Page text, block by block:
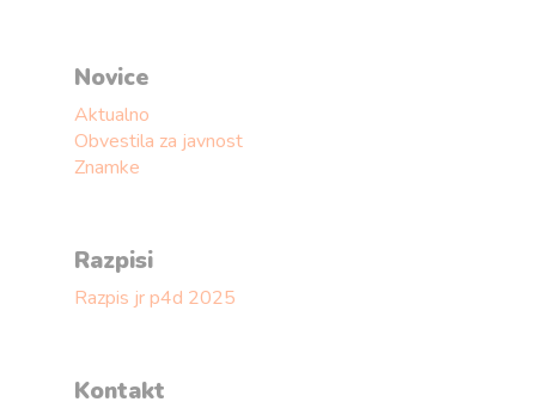
Novice
Aktualno
Obvestila za javnost
Znamke
Razpisi
Razpis jr p4d 2025
Kontakt